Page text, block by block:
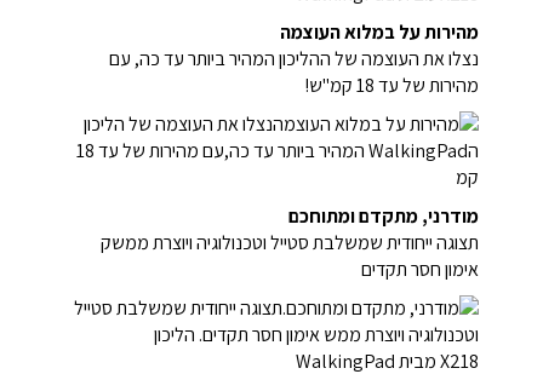
מהירות על במלוא העוצמה
נצלו את העוצמה של ההליכון המהיר ביותר עד כה, עם
מהירות של עד 18 קמ"ש!
מודרני, מתקדם ומתוחכם
תצוגה ייחודית שמשלבת סטייל וטכנולוגיה ויוצרת ממשק
אימון חסר תקדים